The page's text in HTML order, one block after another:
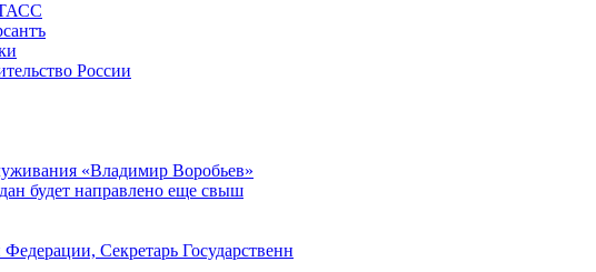
ТАСС
России
«Владимир Воробьев»
будет направлено еще свыш
Секретарь Государственн